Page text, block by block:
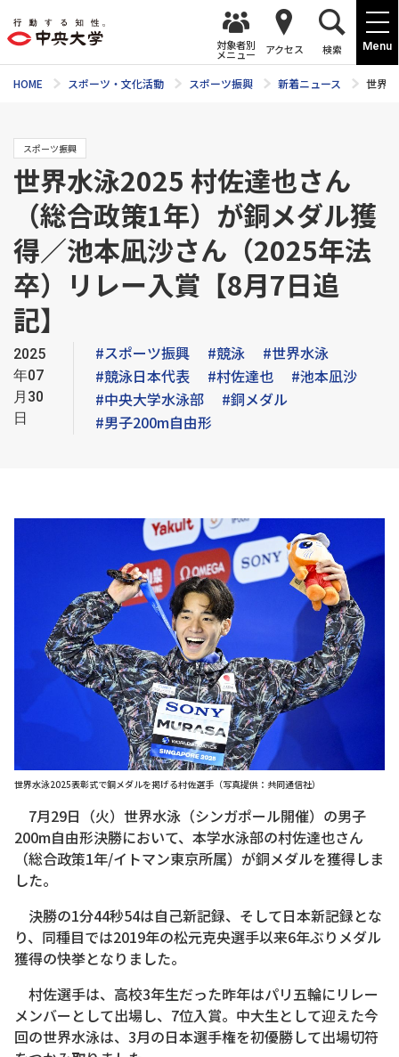
Menu
対象者別
メニュー アクセス 検索
HOME スポーツ・文化活動 スポーツ振興 新着ニュース 世界
スポーツ振興
世界水泳2025 村佐達也さん
（総合政策1年）が銅メダル獲
得／池本凪沙さん（2025年法
卒）リレー入賞【8月7日追
記】
2025
年07
月30
日
#スポーツ振興 #競泳
#世界水泳
#競泳日本代表
#村佐達也
#池本凪沙
#中央大学水泳部
#銅メダル
#男子200m自由形
世界水泳2025表彰式で銅メダルを掲げる村佐選手（写真提供：共同通信社）
7月29日（火）世界水泳（シンガポール開催）の男子
200m自由形決勝において、本学水泳部の村佐達也さん
（総合政策1年/イトマン東京所属）が銅メダルを獲得しま
した。
決勝の1分44秒54は自己新記録、そして日本新記録とな
り、同種目では2019年の松元克央選手以来6年ぶりメダル
獲得の快挙となりました。
村佐選手は、高校3年生だった昨年はパリ五輪にリレー
メンバーとして出場し、7位入賞。中大生として迎えた今
回の世界水泳は、3月の日本選手権を初優勝して出場切符